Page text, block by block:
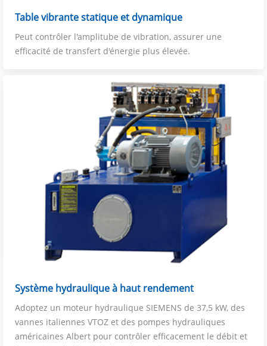
Table vibrante statique et dynamique
Peut contrôler l'amplitube de vibration, assurer une
efficacité de transfert d'énergie plus élevée.
Système hydraulique à haut rendement
Adoptez un moteur hydraulique SIEMENS de 37,5 kW, des
vannes italiennes VTOZ et des pompes hydrauliques
américaines Albert pour contrôler efficacement le débit et